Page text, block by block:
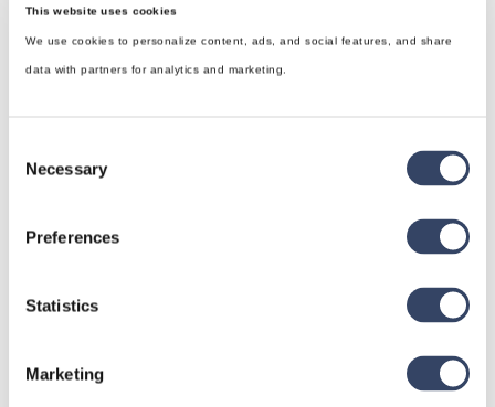
This website uses cookies
We use cookies to personalize content, ads, and social features, and share
data with partners for analytics and marketing.
Selection
Necessary
Preferences
Statistics
Marketing
hsbDesign für Revit®
hsbDach
Alle Kategorien